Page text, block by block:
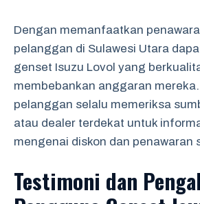
Dengan memanfaatkan
pelanggan di Sulawesi Utara
genset Isuzu Lovol yang
membebankan anggaran
pelanggan selalu memeriksa
atau dealer terdekat untuk
mengenai diskon dan penawaran
Testimoni dan